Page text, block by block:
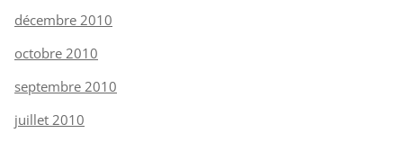
décembre 2010
octobre 2010
septembre 2010
juillet 2010